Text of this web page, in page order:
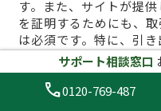
す。また、サイトが提
を証明するためにも、
は必須です。特に、引
からの不正な要求があ
を果たします。
サポート相談窓口
call0120-769-487